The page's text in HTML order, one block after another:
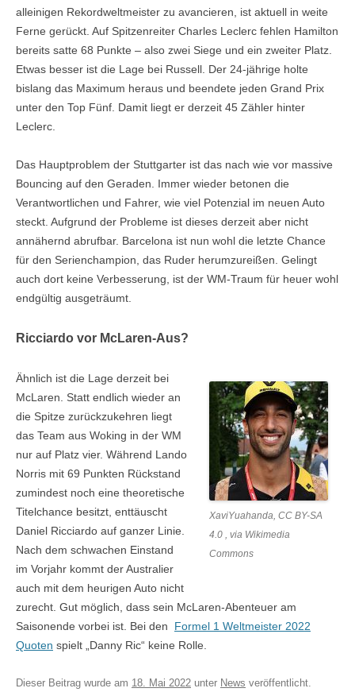
alleinigen Rekordweltmeister zu avancieren, ist aktuell in weite
Ferne gerückt. Auf Spitzenreiter Charles Leclerc fehlen Hamilton
bereits satte 68 Punkte – also zwei Siege und ein zweiter Platz.
Etwas besser ist die Lage bei Russell. Der 24-jährige holte
bislang das Maximum heraus und beendete jeden Grand Prix
unter den Top Fünf. Damit liegt er derzeit 45 Zähler hinter
Leclerc.
Das Hauptproblem der Stuttgarter ist das nach wie vor massive
Bouncing auf den Geraden. Immer wieder betonen die
Verantwortlichen und Fahrer, wie viel Potenzial im neuen Auto
steckt. Aufgrund der Probleme ist dieses derzeit aber nicht
annähernd abrufbar. Barcelona ist nun wohl die letzte Chance
für den Serienchampion, das Ruder herumzureißen. Gelingt
auch dort keine Verbesserung, ist der WM-Traum für heuer wohl
endgültig ausgeträumt.
Ricciardo vor McLaren-Aus?
XaviYuahanda, CC BY-SA
4.0 , via Wikimedia
Commons
Ähnlich ist die Lage derzeit bei
McLaren. Statt endlich wieder an
die Spitze zurückzukehren liegt
das Team aus Woking in der WM
nur auf Platz vier. Während Lando
Norris mit 69 Punkten Rückstand
zumindest noch eine theoretische
Titelchance besitzt, enttäuscht
Daniel Ricciardo auf ganzer Linie.
Nach dem schwachen Einstand
im Vorjahr kommt der Australier
auch mit dem heurigen Auto nicht
zurecht. Gut möglich, dass sein McLaren-Abenteuer am
Saisonende vorbei ist. Bei den Formel 1 Weltmeister 2022
Quoten spielt „Danny Ric“ keine Rolle.
Dieser Beitrag wurde am 18. Mai 2022 unter News veröffentlicht.